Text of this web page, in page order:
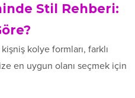
Stil Rehberi:
kişniş kolye formları, farklı
en uygun olanı seçmek için